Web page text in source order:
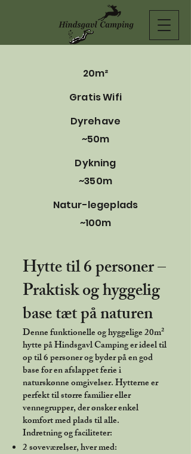
20m²
Gratis Wifi
Dyrehave
~50m
Dykning
~350m
Natur-legeplads
~100m
Hytte til 6 personer –
Praktisk og hyggelig
base tæt på naturen
Denne funktionelle og hyggelige 20m²
hytte på Hindsgavl Camping er ideel til
op til 6 personer og byder på en god
base for en afslappet ferie i
naturskønne omgivelser. Hytterne er
perfekt til større familier eller
vennegrupper, der ønsker enkel
komfort med plads til alle.
Indretning og faciliteter:
2 soveværelser, hver med: